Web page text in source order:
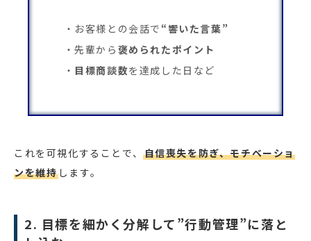
お客様との会話で “響いた言葉”
先輩から 褒められたポイント
目標商談数を達成した日など
これを可視化することで、自信喪失を防ぎ、モチベーショ
ンを維持します。
2. 目標を細かく分解して”行動管理”に落と